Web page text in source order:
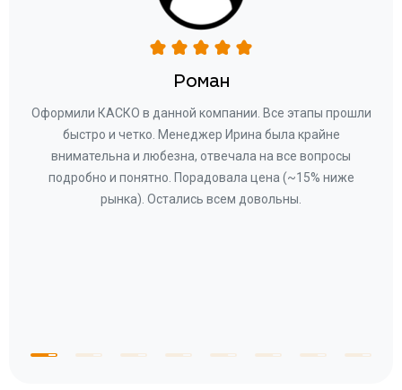
Роман
Оформили КАСКО в данной компании. Все этапы прошли
быстро и четко. Менеджер Ирина была крайне
внимательна и любезна, отвечала на все вопросы
подробно и понятно. Порадовала цена (~15% ниже
рынка). Остались всем довольны.